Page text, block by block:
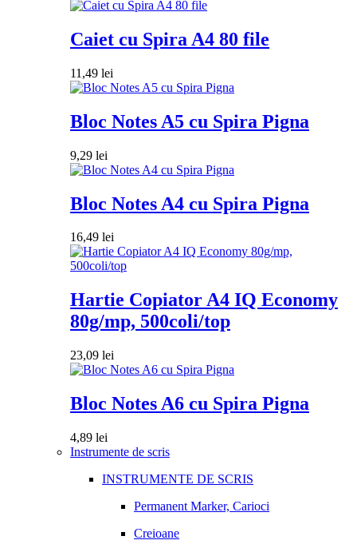
Caiet cu Spira A4 80 file
11,49 lei
Bloc Notes A5 cu Spira Pigna
9,29 lei
Bloc Notes A4 cu Spira Pigna
16,49 lei
Hartie Copiator A4 IQ Economy
80g/mp, 500coli/top
23,09 lei
Bloc Notes A6 cu Spira Pigna
4,89 lei
Instrumente de scris
INSTRUMENTE DE SCRIS
Permanent Marker, Carioci
Creioane